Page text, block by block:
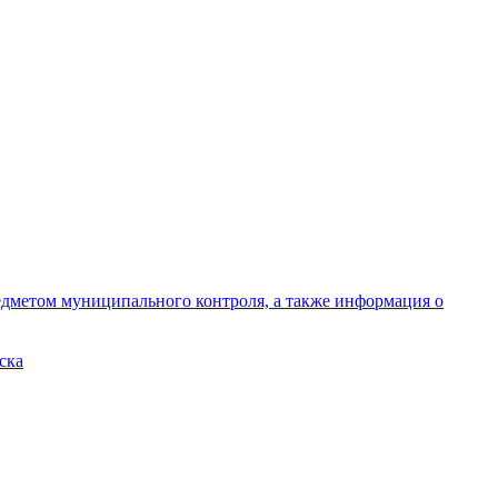
муниципального контроля, а также информация о